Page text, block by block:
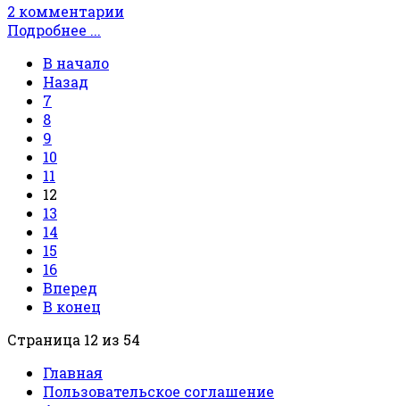
2 комментарии
Подробнее ...
В начало
Назад
7
8
9
10
11
12
13
14
15
16
Вперед
В конец
Страница 12 из 54
Главная
Пользовательское соглашение